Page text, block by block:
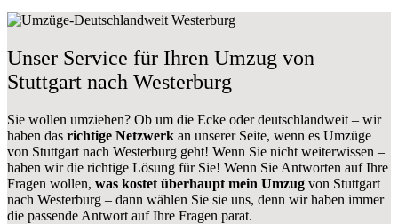
Unser Service für Ihren Umzug von
Stuttgart nach Westerburg
Sie wollen umziehen? Ob um die Ecke oder deutschlandweit – wir
haben das richtige Netzwerk an unserer Seite, wenn es Umzüge
von Stuttgart nach Westerburg geht! Wenn Sie nicht weiterwissen –
haben wir die richtige Lösung für Sie! Wenn Sie Antworten auf Ihre
Fragen wollen, was kostet überhaupt mein Umzug von Stuttgart
nach Westerburg – dann wählen Sie sie uns, denn wir haben immer
die passende Antwort auf Ihre Fragen parat.